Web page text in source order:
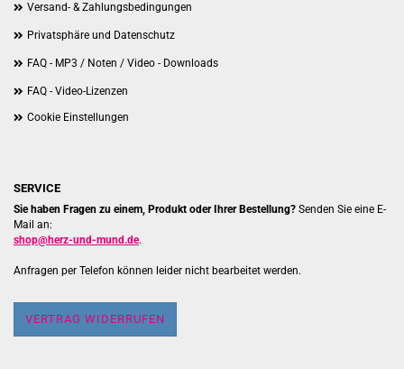
Versand- & Zahlungsbedingungen
Privatsphäre und Datenschutz
FAQ - MP3 / Noten / Video - Downloads
FAQ - Video-Lizenzen
Cookie Einstellungen
SERVICE
Sie haben Fragen zu einem, Produkt oder Ihrer Bestellung? Senden Sie eine E-
Mail an:
shop@herz-und-mund.de.
Anfragen per Telefon können leider nicht bearbeitet werden.
VERTRAG WIDERRUFEN